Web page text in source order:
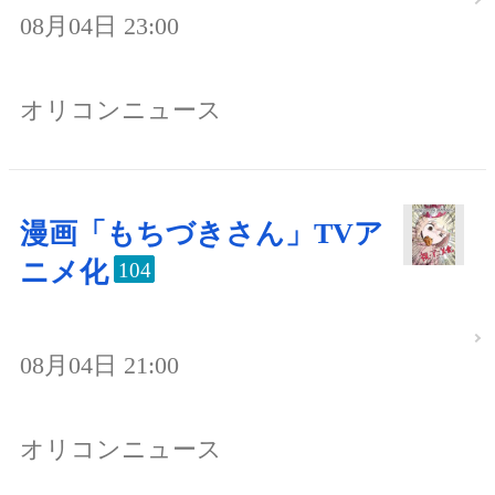
08月04日 23:00
オリコンニュース
漫画「もちづきさん」TVア
ニメ化 104
08月04日 21:00
オリコンニュース